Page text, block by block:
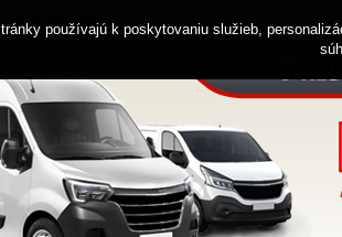
0914 238 482
používajú k poskytovaniu služieb,